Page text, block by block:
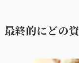
最終的にどの